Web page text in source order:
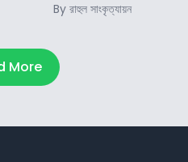
By রাহুল সাংকৃত্যায়ন
More